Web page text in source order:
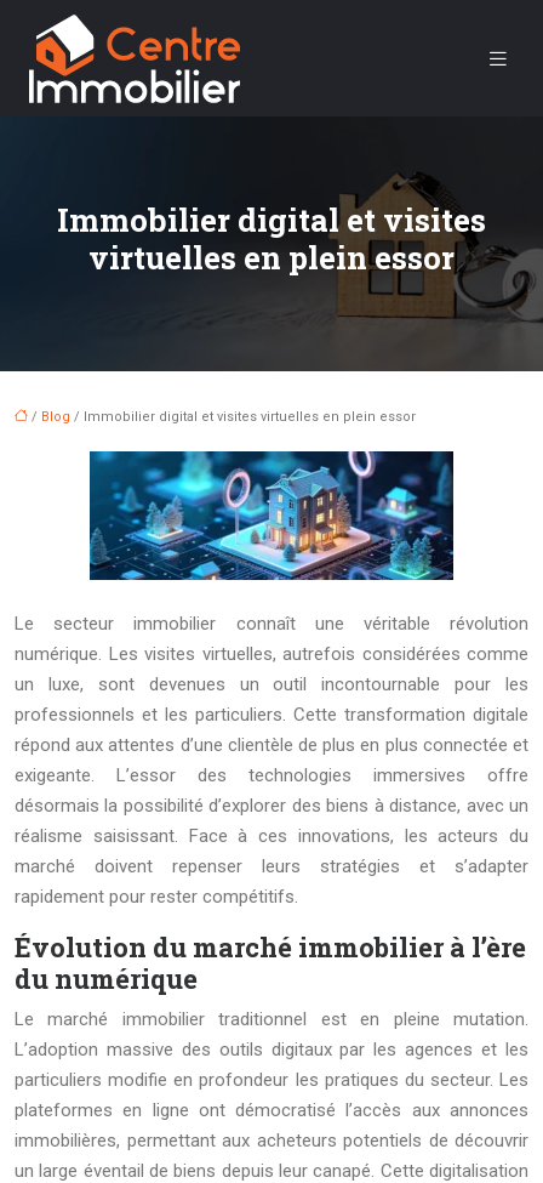
Immobilier digital et visites
virtuelles en plein essor
/ Blog / Immobilier digital et visites virtuelles en plein essor
Le secteur immobilier connaît une véritable révolution
numérique. Les visites virtuelles, autrefois considérées comme
un luxe, sont devenues un outil incontournable pour les
professionnels et les particuliers. Cette transformation digitale
répond aux attentes d’une clientèle de plus en plus connectée et
exigeante. L’essor des technologies immersives offre
désormais la possibilité d’explorer des biens à distance, avec un
réalisme saisissant. Face à ces innovations, les acteurs du
marché doivent repenser leurs stratégies et s’adapter
rapidement pour rester compétitifs.
Évolution du marché immobilier à l’ère
du numérique
Le marché immobilier traditionnel est en pleine mutation.
L’adoption massive des outils digitaux par les agences et les
particuliers modifie en profondeur les pratiques du secteur. Les
plateformes en ligne ont démocratisé l’accès aux annonces
immobilières, permettant aux acheteurs potentiels de découvrir
un large éventail de biens depuis leur canapé. Cette digitalisation